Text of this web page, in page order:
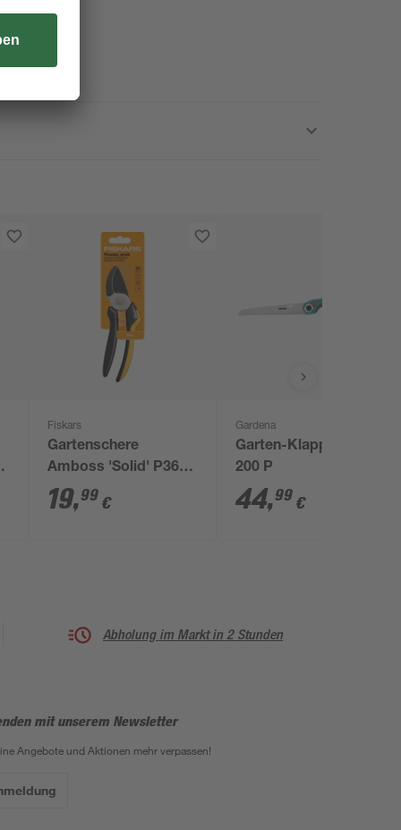
Fiskars
Gartenschere
Amboss 'Solid' P361 ,
20,1 cm Größe L
19,99 €
Gardena
Garten-Klappsäge
200 P
44,99 €
Abholung im Markt in 2 Stunden
mit unserem Newsletter
Angebote und Aktionen mehr verpassen!